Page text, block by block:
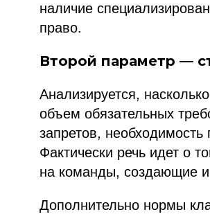
наличие
право.
Второй параметр —
Анализируется,
объем обязательных
запретов, необходимость
Фактически речь идет о
на команды, создающие
Дополнительно нормы